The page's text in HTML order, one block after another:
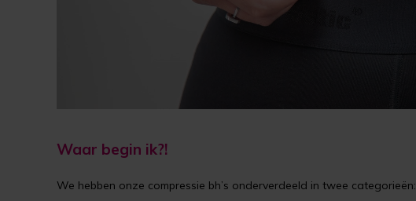
Waar begin ik?!
We hebben onze compressie bh’s onderverdeeld in twee categorieën: